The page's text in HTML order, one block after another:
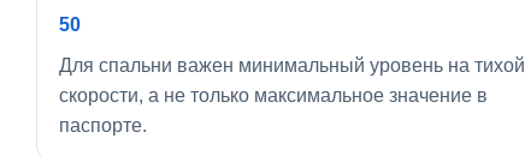
50
Для спальни важен минимальный уровень на тихой
скорости, а не только максимальное значение в
паспорте.